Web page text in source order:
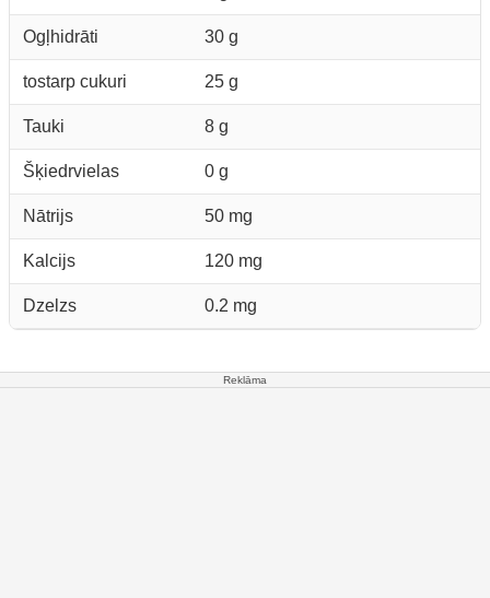
Ogļhidrāti 30 g
tostarp cukuri 25 g
Tauki 8 g
Šķiedrvielas 0 g
Nātrijs 50 mg
Kalcijs 120 mg
Dzelzs 0.2 mg
Reklāma